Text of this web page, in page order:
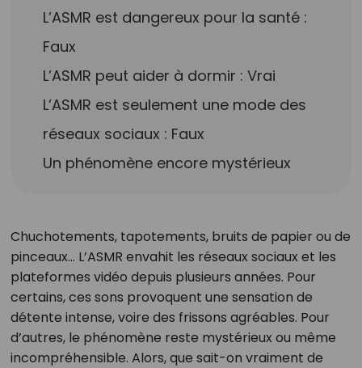
L’ASMR est dangereux pour la santé :
Faux
L’ASMR peut aider à dormir : Vrai
L’ASMR est seulement une mode des
réseaux sociaux : Faux
Un phénomène encore mystérieux
Chuchotements, tapotements, bruits de papier ou de
pinceaux… L’ASMR envahit les réseaux sociaux et les
plateformes vidéo depuis plusieurs années. Pour
certains, ces sons provoquent une sensation de
détente intense, voire des frissons agréables. Pour
d’autres, le phénomène reste mystérieux ou même
incompréhensible. Alors, que sait-on vraiment de